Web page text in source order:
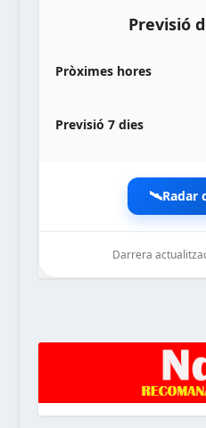
Previsió
Pròximes hores
Previsió 7 dies
🛰️Radar
Darrera